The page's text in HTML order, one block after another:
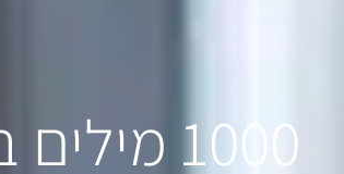
1000 מילים בסיסיות באנגלית